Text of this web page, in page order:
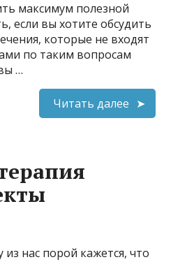
максимум полезной
если вы хотите обсудить
которые не входят
по таким вопросам
…
Читать далее
нас порой кажется, что